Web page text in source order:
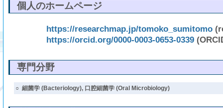
個人のホームページ
https://researchmap.jp/tomoko_sumitomo
https://orcid.org/0000-0003-0653-0339
専門分野
○ 細菌学 (Bacteriology), 口腔細菌学 (Oral Microbiology)